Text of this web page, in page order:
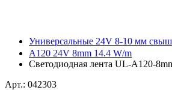
Универсальные 24V 8-10 мм
A120 24V 8mm 14.4 W/m
Светодиодная лента UL-A120-
Арт.: 042303